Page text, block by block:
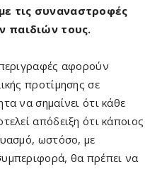
τις συναναστροφές
παιδιών τους.
αφορούν
προτίμησης σε
να σημαίνει ότι κάθε
απόδειξη ότι κάποιος
ωστόσο, με
θα πρέπει να